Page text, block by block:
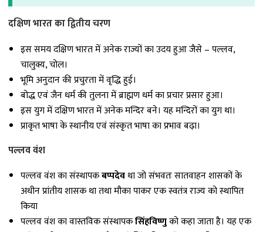
दक्षिण भारत का द्वितीय चरण
इस समय दक्षिण भारत में अनेक राज्यों का उदय हुआ जैसे – पल्लव,
चालुक्य, चोल।
भूमि अनुदान की प्रचुरता में वृद्धि हुई।
बोद्ध एवं जैन धर्म की तुलना में ब्राह्मण धर्म का प्रचार प्रसार हुआ।
इस युग में दक्षिण भारत में अनेक मन्दिर बने। यह मन्दिरों का युग था।
प्राकृत भाषा के स्थानीय एवं संस्कृत भाषा का प्रभाव बढ़ा।
पल्लव वंश
पल्लव वंश का संस्थापकबप्पदेवथा जो संभवतः सातवाहन शासकों के
अधीन प्रांतीय शासक था तथा मौका पाकर एक स्वतंत्र राज्य को स्थापित
किया
पल्लव वंश का वास्तविक संस्थापकसिंहविष्णुको कहा जाता है। यह एक